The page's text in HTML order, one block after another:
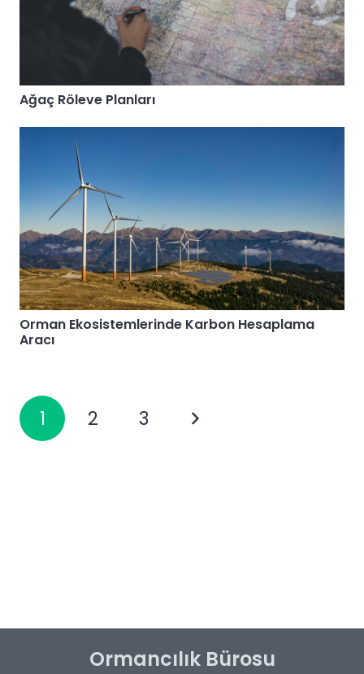
Ağaç Röleve Planları
Orman Ekosistemlerinde Karbon Hesaplama
Aracı
1 2 3
Ormancılık Bürosu